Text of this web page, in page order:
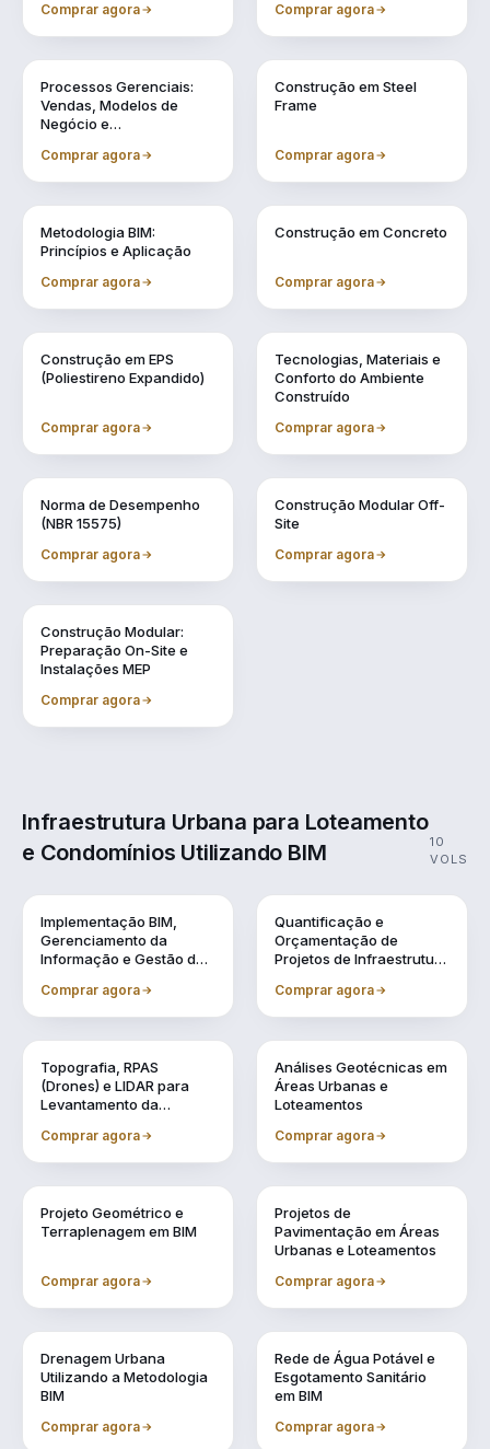
Comprar agora Comprar agora
Processos Gerenciais:
Vendas, Modelos de
Negócio e
Comprar agora
Construção em Steel
Frame
Comprar agora
Metodologia BIM:
Princípios e Aplicação
Comprar agora
Construção em Concreto
Comprar agora
Construção em EPS
(Poliestireno Expandido)
Comprar agora
Tecnologias, Materiais e
Conforto do Ambiente
Construído
Comprar agora
Norma de Desempenho
(NBR 15575)
Comprar agora
Construção Modular Off-
Site
Comprar agora
Construção Modular:
Preparação On-Site e
Instalações MEP
Comprar agora
Infraestrutura Urbana para Loteamento
e Condomínios Utilizando BIM
10
VOLS
Implementação BIM,
Gerenciamento da
Informação e Gestão de
Comprar agora
Quantificação e
Orçamentação de
Projetos de Infraestrutura
Comprar agora
Topografia, RPAS
(Drones) e LIDAR para
Levantamento da
Comprar agora
Vol. 3
Análises Geotécnicas em
Áreas Urbanas e
Loteamentos
Comprar agora
Projeto Geométrico e
Terraplenagem em BIM
Comprar agora
Projetos de
Pavimentação em Áreas
Urbanas e Loteamentos
Comprar agora
Drenagem Urbana
Utilizando a Metodologia
BIM
Comprar agora
Rede de Água Potável e
Esgotamento Sanitário
em BIM
Comprar agora